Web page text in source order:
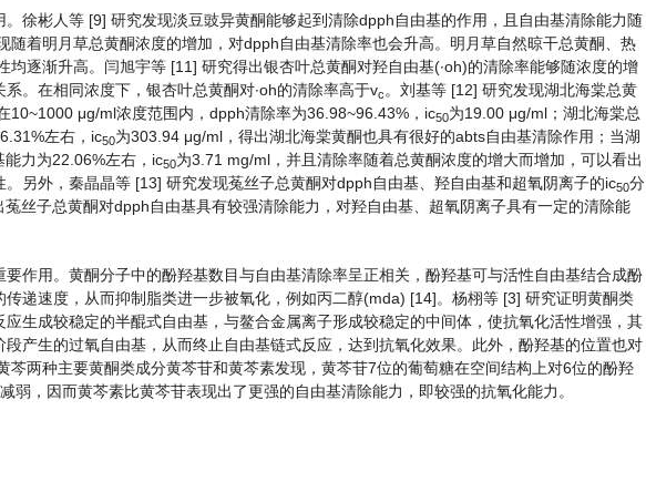
徐彬人等 [9] 研究发现淡豆豉异黄酮能够起到清除dpph自由基的作用，且自由基清除能力随
着明月草总黄酮浓度的增加，对dpph自由基清除率也会升高。明月草自然晾干总黄酮、热
逐渐升高。闫旭宇等 [11] 研究得出银杏叶总黄酮对羟自由基(∙oh)的清除率能够随浓度的增
。在相同浓度下，银杏叶总黄酮对∙oh的清除率高于vc 。刘基等 [12] 研究发现湖北海棠总黄
10~1000 μg/ml浓度范围内，dpph清除率为36.98~96.43%，ic50为19.00 μg/ml；湖北海棠总
左右，ic50为303.94 μg/ml，得出湖北海棠黄酮也具有很好的abts自由基清除作用；当湖
力为22.06%左右，ic50为3.71 mg/ml，并且清除率随着总黄酮浓度的增大而增加，可以看出
另外，秦晶晶等 [13] 研究发现菟丝子总黄酮对dpph自由基、羟自由基和超氧阴离子的ic50分
丝子总黄酮对dpph自由基具有较强清除能力，对羟自由基、超氧阴离子具有一定的清除能
作用。黄酮分子中的酚羟基数目与自由基清除率呈正相关，酚羟基可与活性自由基结合成酚
递速度，从而抑制脂类进一步被氧化，例如丙二醇(mda) [14]。杨栩等 [3] 研究证明黄酮类
生成较稳定的半醌式自由基，与鳌合金属离子形成较稳定的中间体，使抗氧化活性增强，其
产生的过氧自由基，从而终止自由基链式反应，达到抗氧化效果。此外，酚羟基的位置也对
两种主要黄酮类成分黄芩苷和黄芩素发现，黄芩苷7位的葡萄糖在空间结构上对6位的酚羟
，因而黄芩素比黄芩苷表现出了更强的自由基清除能力，即较强的抗氧化能力。